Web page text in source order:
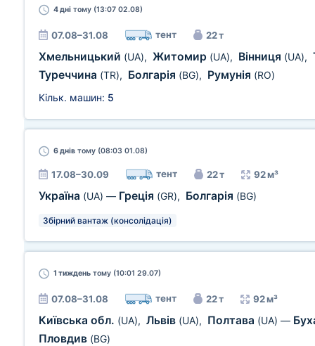
4 дні тому (13:07 02.08)
07.08–31.08 тент 22 т
Хмельницький (UA), Житомир (UA), Вінниця (UA),
Туреччина (TR), Болгарія (BG), Румунія (RO)
Кільк. машин: 5
6 днів тому (08:03 01.08)
17.08–30.09 тент 22 т 92 м³
Україна (UA) — Греція (GR), Болгарія (BG)
Збірний вантаж (консолідація)
1 тиждень тому (10:01 29.07)
07.08–31.08 тент 22 т 92 м³
Київська обл. (UA), Львів (UA), Полтава (UA) —
Пловдив (BG)